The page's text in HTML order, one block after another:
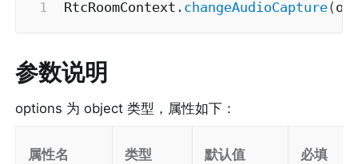
RtcRoomContext . changeAudioCapture(
参数说明
options 为 object 类型，属性如下：
属性名 类型 默认值 必填